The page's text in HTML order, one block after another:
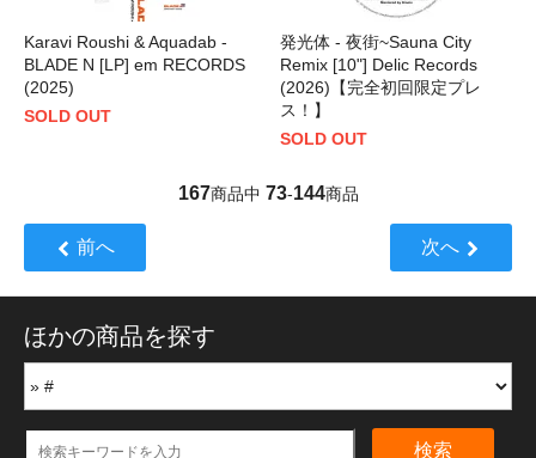
Karavi Roushi & Aquadab -
BLADE N [LP] em RECORDS
(2025)
SOLD OUT
発光体 - 夜街~Sauna City
Remix [10"] Delic Records
(2026)【完全初回限定プレ
ス！】
SOLD OUT
167商品中 73-144商品
前へ 次へ
ほかの商品を探す
検索